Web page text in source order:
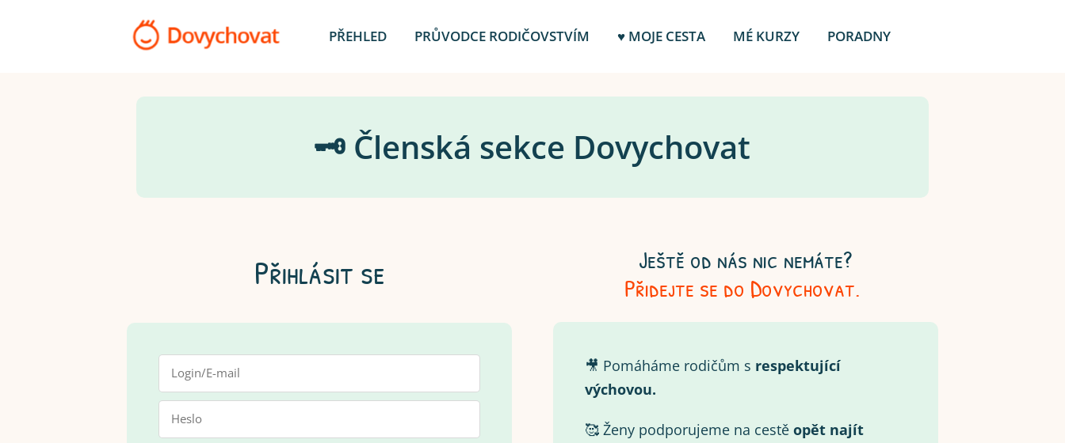
PŘEHLED PRŮVODCE RODIČOVSTVÍM ♥ MOJE CESTA MÉ KURZY PORADNY
🗝️ Členská sekce Dovychovat
Přihlásit se
Ještě od nás nic nemáte?
Přidejte se do Dovychovat.
🎥 Pomáháme rodičům s respektující
výchovou.
🥰 Ženy podporujeme na cestě opět najít